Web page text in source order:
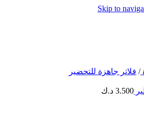
Skip to
/ فلاتر جاهزة للتحضير
3.500 د.ك